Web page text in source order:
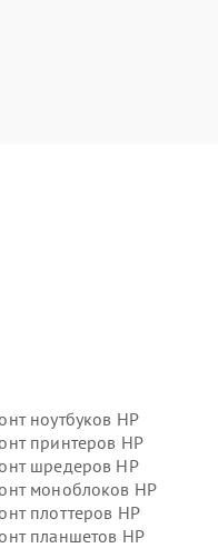
ноутбуков HP
принтеров HP
шредеров HP
моноблоков HP
плоттеров HP
планшетов HP